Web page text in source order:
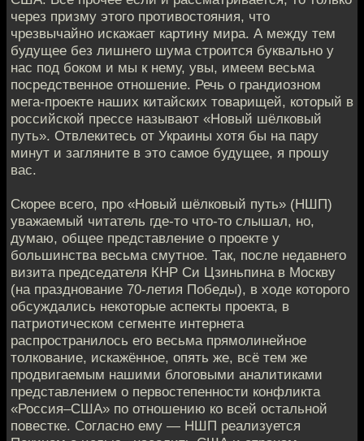
через призму этого противостояния, что
чрезвычайно искажает картину мира. А между тем
будущее без лишнего шума строится буквально у
нас под боком и мы к нему, увы, имеем весьма
посредственное отношение. Речь о грандиозном
мега-проекте наших китайских товарищей, который в
российской прессе называют «Новый шёлковый
путь». Отвлекитесь от Украины хотя бы на пару
минут и загляните в это самое будущее, я прошу
вас.
Скорее всего, про «Новый шёлковый путь» (НШП)
уважаемый читатель где-то что-то слышал, но,
думаю, общее представление о проекте у
большинства весьма смутное. Так, после недавнего
визита председателя КНР Си Цзиньпина в Москву
(на празднование 70-летия Победы), в ходе которого
обсуждались некоторые аспекты проекта, в
патриотическом сегменте интернета
распространилось его весьма прямолинейное
толкование, искажённое, опять же, всё тем же
продвигаемым нашими блоговыми аналитиками
представлением о первостепенности конфликта
«Россия–США» по отношению ко всей остальной
повестке. Согласно ему — НШП реализуется